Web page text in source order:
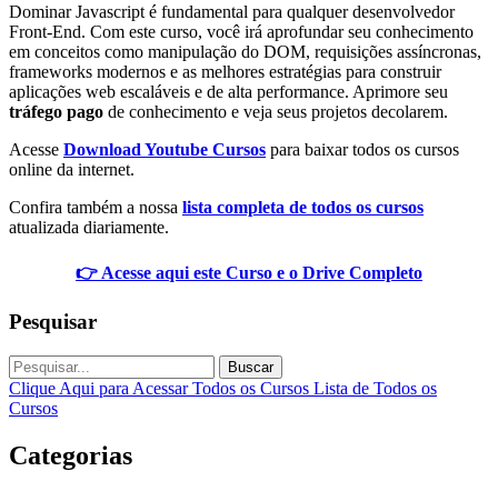
Dominar Javascript é fundamental para qualquer desenvolvedor
Front-End. Com este curso, você irá aprofundar seu conhecimento
em conceitos como manipulação do DOM, requisições assíncronas,
frameworks modernos e as melhores estratégias para construir
aplicações web escaláveis e de alta performance. Aprimore seu
tráfego pago de conhecimento e veja seus projetos decolarem.
Acesse Download Youtube Cursos para baixar todos os cursos
online da internet.
Confira também a nossa lista completa de todos os cursos
atualizada diariamente.
👉 Acesse aqui este Curso e o Drive Completo
Pesquisar
Buscar
Clique Aqui para Acessar Todos os Cursos Lista de Todos os
Cursos
Categorias